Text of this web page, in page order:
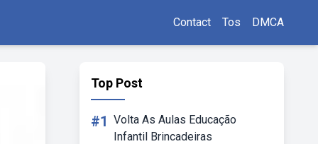
Contact Tos DMCA
Top Post
#1 Volta As Aulas Educação
Infantil Brincadeiras